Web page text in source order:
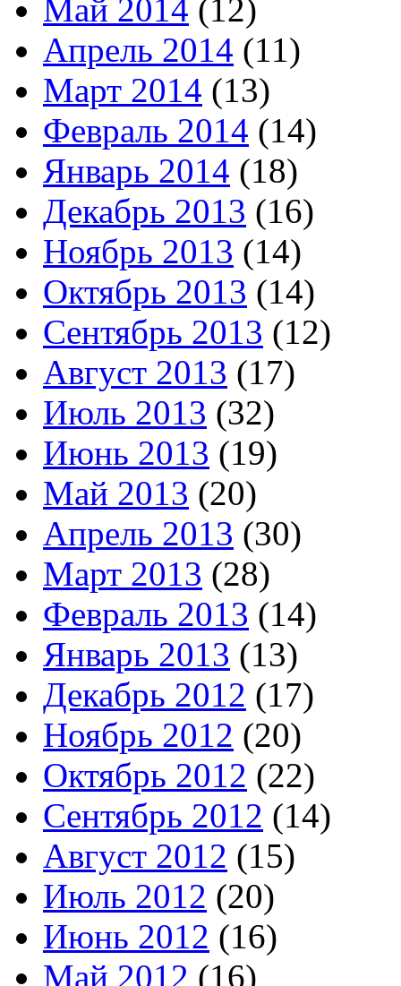
Май 2014 (12)
Апрель 2014 (11)
Март 2014 (13)
Февраль 2014 (14)
Январь 2014 (18)
Декабрь 2013 (16)
Ноябрь 2013 (14)
Октябрь 2013 (14)
Сентябрь 2013 (12)
Август 2013 (17)
Июль 2013 (32)
Июнь 2013 (19)
Май 2013 (20)
Апрель 2013 (30)
Март 2013 (28)
Февраль 2013 (14)
Январь 2013 (13)
Декабрь 2012 (17)
Ноябрь 2012 (20)
Октябрь 2012 (22)
Сентябрь 2012 (14)
Август 2012 (15)
Июль 2012 (20)
Июнь 2012 (16)
Май 2012 (16)